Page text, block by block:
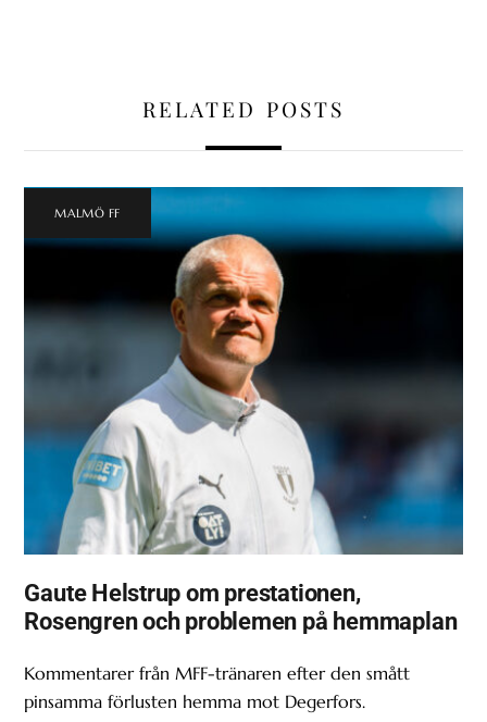
RELATED POSTS
MALMÖ FF
Gaute Helstrup om prestationen,
Rosengren och problemen på hemmaplan
Kommentarer från MFF-tränaren efter den smått
pinsamma förlusten hemma mot Degerfors.